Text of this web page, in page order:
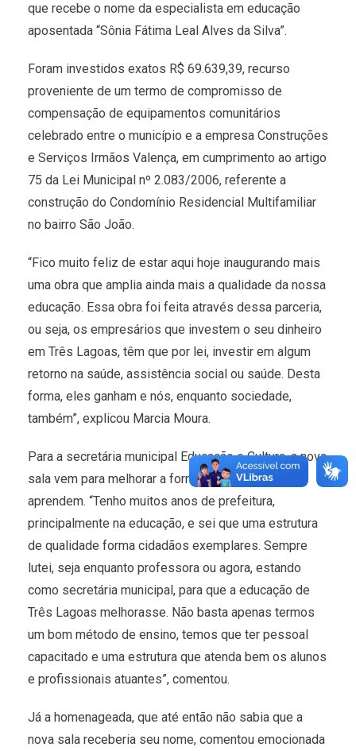
que recebe o nome da especialista em educação
aposentada “Sônia Fátima Leal Alves da Silva”.
Foram investidos exatos R$ 69.639,39, recurso
proveniente de um termo de compromisso de
compensação de equipamentos comunitários
celebrado entre o município e a empresa Construções
e Serviços Irmãos Valença, em cumprimento ao artigo
75 da Lei Municipal nº 2.083/2006, referente a
construção do Condomínio Residencial Multifamiliar
no bairro São João.
“Fico muito feliz de estar aqui hoje inaugurando mais
uma obra que amplia ainda mais a qualidade da nossa
educação. Essa obra foi feita através dessa parceria,
ou seja, os empresários que investem o seu dinheiro
em Três Lagoas, têm que por lei, investir em algum
retorno na saúde, assistência social ou saúde. Desta
forma, eles ganham e nós, enquanto sociedade,
também”, explicou Marcia Moura.
Para a secretária municipal Educação e Cultura, a nova
sala vem para melhorar a forma que as crianças
aprendem. “Tenho muitos anos de prefeitura,
principalmente na educação, e sei que uma estrutura
de qualidade forma cidadãos exemplares. Sempre
lutei, seja enquanto professora ou agora, estando
como secretária municipal, para que a educação de
Três Lagoas melhorasse. Não basta apenas termos
um bom método de ensino, temos que ter pessoal
capacitado e uma estrutura que atenda bem os alunos
e profissionais atuantes”, comentou.
Já a homenageada, que até então não sabia que a
nova sala receberia seu nome, comentou emocionada